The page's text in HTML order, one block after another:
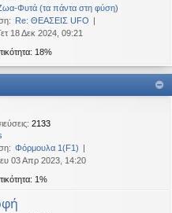
δικαιοσύνη στα παντα.
Φυτά (τα πάντα στη φύση)
Re: ΘΕΑΣΕΙΣ UFO
18 Δεκ 2024, 09:21
18%
: 2133
Φόρμουλα 1(F1)
03 Απρ 2023, 14:20
1%